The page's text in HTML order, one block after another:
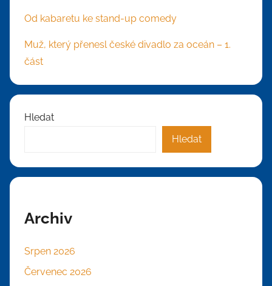
Od kabaretu ke stand-up comedy
Muž, který přenesl české divadlo za oceán – 1.
část
Hledat
Hledat
Archiv
Srpen 2026
Červenec 2026